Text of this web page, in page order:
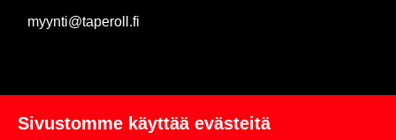
myynti@taperoll.fi
Linkit
Sivustomme käyttää evästeitä